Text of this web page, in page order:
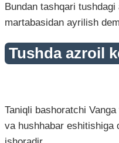
Bundan tashqari
martabasidan ayrilish
Tushda azroil
Taniqli bashoratchi
va hushhabar eshitishiga